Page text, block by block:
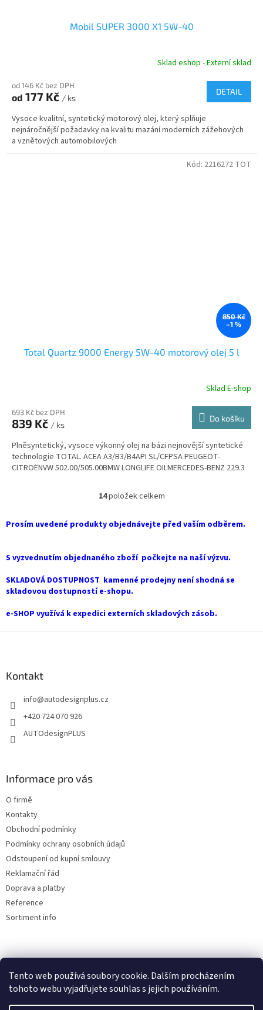
Tento web používá soubory cookie. Dalším procházením
tohoto webu vyjadřujete souhlas s jejich používáním.
🏖️ DOVOLENÁ 6.8.2026 —
kamenná prodejna uzavřena.
Mobil SUPER 3000 X1 5W-40
Sklad eshop - Externí sklad
od 146 Kč bez DPH
od 177 Kč / ks
DETAIL
Vysoce kvalitní, syntetický motorový olej, který splňuje
nejnáročnější požadavky na kvalitu mazání moderních zážehových
a vznětových automobilových
850 Kč
–1 %
Total Quartz 9000 Energy 5W-40 motorový olej 5 l
Sklad E-shop
693 Kč bez DPH
839 Kč / ks
Do košíku
Plněsyntetický, vysoce výkonný olej na bázi nejnovější syntetické
technologie TOTAL. ACEA A3/B3/B4API SL/CFPSA PEUGEOT-
CITROËNVW 502.00/505.00BMW LONGLIFE OILMERCEDES-BENZ 229.3
Kód: 2216272 TOT
O
l
a
í
p
v
y
14položek celkem
Prosím uvedené produkty objednávejte před vaším odběrem.
S vyzvednutím objednaného zboží počkejte na naší výzvu.
SKLADOVÁ DOSTUPNOST kamenné prodejny není shodná se
skladovou dostupností e-shopu.
e-SHOP využívá k expedici externích skladových zásob.
Kontakt
info@autodesignplus.cz
+420 724 070 926
AUTOdesignPLUS
Informace pro vás
O firmě
Kontakty
Obchodní podmínky
Podmínky ochrany osobních údajů
Odstoupení od kupní smlouvy
Reklamační řád
Doprava a platby
Reference
Sortiment info